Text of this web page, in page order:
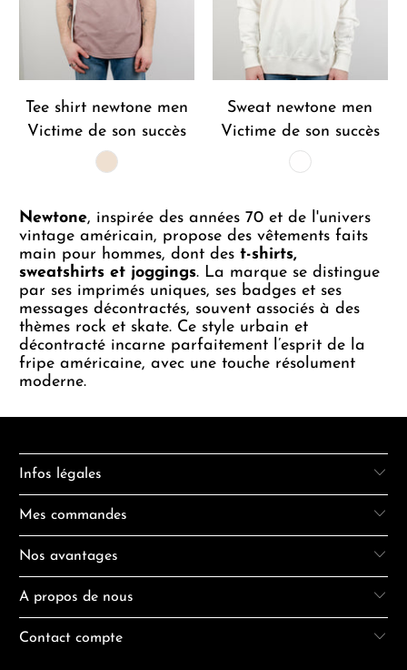
Newtone, inspirée des années 70 et de l'univers
vintage américain, propose des vêtements faits
main pour hommes, dont des t-shirts,
sweatshirts et joggings. La marque se distingue
par ses imprimés uniques, ses badges et ses
messages décontractés, souvent associés à des
thèmes rock et skate. Ce style urbain et
décontracté incarne parfaitement l’esprit de la
fripe américaine, avec une touche résolument
moderne.
Tee shirt newtone men
Victime de son succès
Sweat newtone men
Victime de son succès
Infos légales
Mes commandes
Nos avantages
A propos de nous
Contact compte